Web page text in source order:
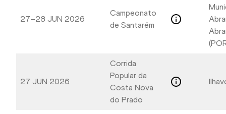
27–28 JUN 2026
Campeonato
de Santarém
27 JUN 2026
Corrida
Popular da
Costa Nova
do Prado